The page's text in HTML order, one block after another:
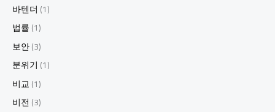
바텐더 (1)
법률(1)
보안(3)
분위기 (1)
비교(1)
비전(3)